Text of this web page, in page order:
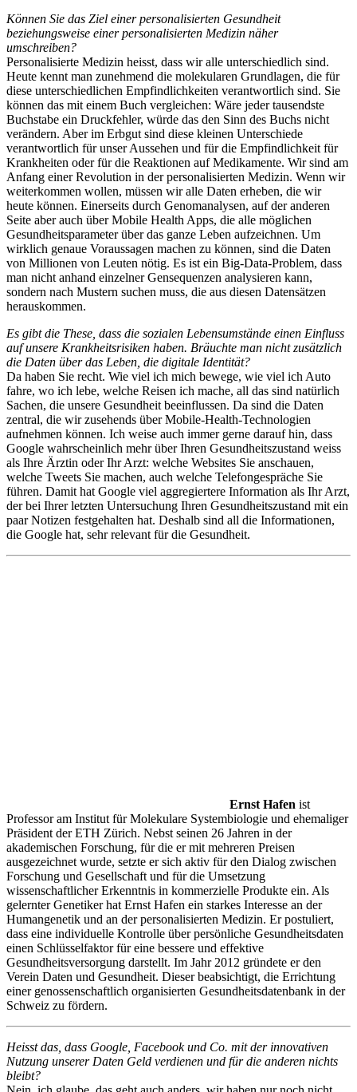
Können Sie das Ziel einer personalisierten Gesundheit
beziehungsweise einer personalisierten Medizin näher
umschreiben?
Personalisierte Medizin heisst, dass wir alle unterschiedlich sind.
Heute kennt man zunehmend die molekularen Grundlagen, die für
diese unterschiedlichen Empfindlichkeiten verantwortlich sind. Sie
können das mit einem Buch vergleichen: Wäre jeder tausendste
Buchstabe ein Druckfehler, würde das den Sinn des Buchs nicht
verändern. Aber im Erbgut sind diese kleinen Unterschiede
verantwortlich für unser Aussehen und für die Empfindlichkeit für
Krankheiten oder für die Reaktionen auf Medikamente. Wir sind am
Anfang einer Revolution in der personalisierten Medizin. Wenn wir
weiterkommen wollen, müssen wir alle Daten erheben, die wir
heute können. Einerseits durch Genomanalysen, auf der anderen
Seite aber auch über Mobile Health Apps, die alle möglichen
Gesundheitsparameter über das ganze Leben aufzeichnen. Um
wirklich genaue Voraussagen machen zu können, sind die Daten
von Millionen von Leuten nötig. Es ist ein Big-Data-Problem, dass
man nicht anhand einzelner Gensequenzen analysieren kann,
sondern nach Mustern suchen muss, die aus diesen Datensätzen
herauskommen.
Es gibt die These, dass die sozialen Lebensumstände einen Einfluss
auf unsere Krankheitsrisiken haben. Bräuchte man nicht zusätzlich
die Daten über das Leben, die digitale Identität?
Da haben Sie recht. Wie viel ich mich bewege, wie viel ich Auto
fahre, wo ich lebe, welche Reisen ich mache, all das sind natürlich
Sachen, die unsere Gesundheit beeinflussen. Da sind die Daten
zentral, die wir zusehends über Mobile-Health-Technologien
aufnehmen können. Ich weise auch immer gerne darauf hin, dass
Google wahrscheinlich mehr über Ihren Gesundheitszustand weiss
als Ihre Ärztin oder Ihr Arzt: welche Websites Sie anschauen,
welche Tweets Sie machen, auch welche Telefongespräche Sie
führen. Damit hat Google viel aggregiertere Information als Ihr Arzt,
der bei Ihrer letzten Untersuchung Ihren Gesundheitszustand mit ein
paar Notizen festgehalten hat. Deshalb sind all die Informationen,
die Google hat, sehr relevant für die Gesundheit.
Ernst Hafen ist
Professor am Institut für Molekulare Systembiologie und ehemaliger
Präsident der ETH Zürich. Nebst seinen 26 Jahren in der
akademischen Forschung, für die er mit mehreren Preisen
ausgezeichnet wurde, setzte er sich aktiv für den Dialog zwischen
Forschung und Gesellschaft und für die Umsetzung
wissenschaftlicher Erkenntnis in kommerzielle Produkte ein. Als
gelernter Genetiker hat Ernst Hafen ein starkes Interesse an der
Humangenetik und an der personalisierten Medizin. Er postuliert,
dass eine individuelle Kontrolle über persönliche Gesundheitsdaten
einen Schlüsselfaktor für eine bessere und effektive
Gesundheitsversorgung darstellt. Im Jahr 2012 gründete er den
Verein Daten und Gesundheit. Dieser beabsichtigt, die Errichtung
einer genossenschaftlich organisierten Gesundheitsdatenbank in der
Schweiz zu fördern.
Heisst das, dass Google, Facebook und Co. mit der innovativen
Nutzung unserer Daten Geld verdienen und für die anderen nichts
bleibt?